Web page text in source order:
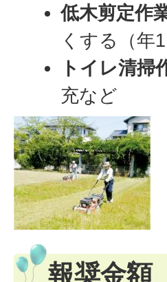
低木剪定作
くする（年1
トイレ清掃
充など
報奨金額